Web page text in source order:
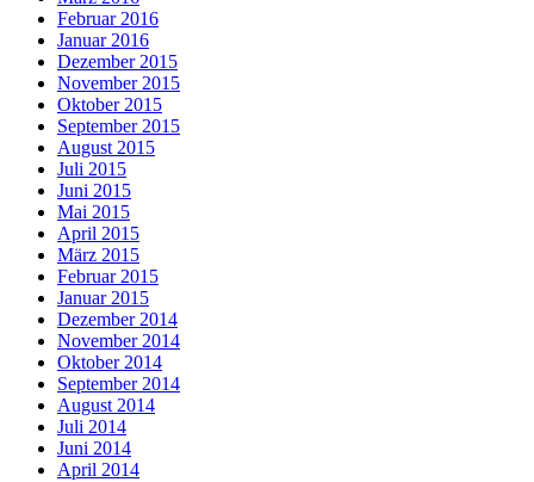
Februar 2016
Januar 2016
Dezember 2015
November 2015
Oktober 2015
September 2015
August 2015
Juli 2015
Juni 2015
Mai 2015
April 2015
März 2015
Februar 2015
Januar 2015
Dezember 2014
November 2014
Oktober 2014
September 2014
August 2014
Juli 2014
Juni 2014
April 2014